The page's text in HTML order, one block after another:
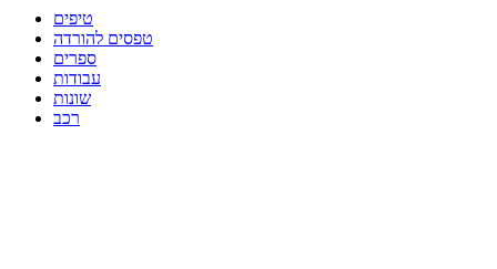
טיפים
טפסים להורדה
ספרים
עבודות
שונות
רכב